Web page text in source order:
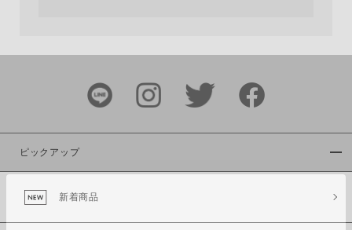
ブランド
カラー
ピックアップ
新着商品